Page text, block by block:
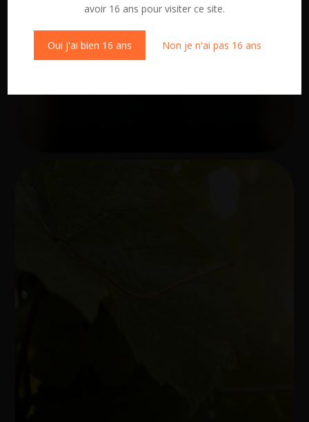
avoir 16 ans pour visiter ce site.
Oui j'ai bien 16 ans Non je n'ai pas 16 ans